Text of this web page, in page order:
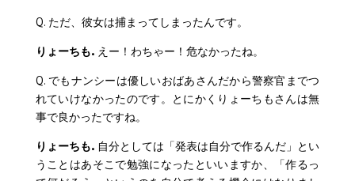
Q. ただ、彼女は捕まってしまったんです。
りょーちも. えー！わちゃー！危なかったね。
Q. でもナンシーは優しいおばあさんだから警察官までつ
れていけなかったのです。とにかくりょーちもさんは無
事で良かったですね。
りょーちも. 自分としては「発表は自分で作るんだ」とい
うことはあそこで勉強になったといいますか、「作るっ